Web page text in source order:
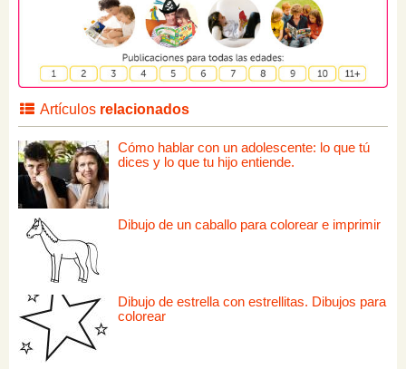
Artículos relacionados
Cómo hablar con un adolescente: lo que tú
dices y lo que tu hijo entiende.
Dibujo de un caballo para colorear e imprimir
Dibujo de estrella con estrellitas. Dibujos para
colorear